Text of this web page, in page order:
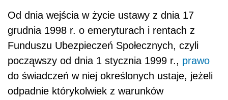
Od dnia wejścia w życie ustawy z dnia 17
grudnia 1998 r. o emeryturach i rentach z
Funduszu Ubezpieczeń Społecznych, czyli
począwszy od dnia 1 stycznia 1999 r., prawo
do świadczeń w niej określonych ustaje, jeżeli
odpadnie którykolwiek z warunków